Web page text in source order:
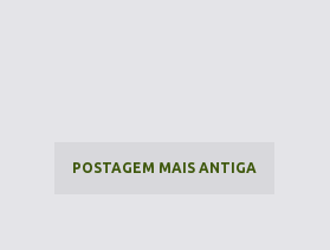
POSTAGEM MAIS ANTIGA